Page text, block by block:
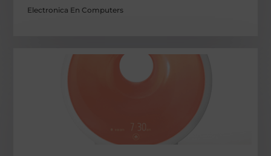
Electronica En Computers